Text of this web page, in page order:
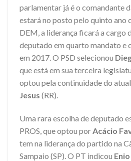
parlamentar já é o comandante
estará no posto pelo quinto ano
DEM, a liderança ficará a cargo
deputado em quarto mandato e
em 2017. O PSD selecionou
que está em sua terceira
optou pela continuidade do
Jesus (RR).
Uma rara escolha de deputado
PROS, que optou por Acácio
tem na liderança do partido na
Sampaio (SP). O PT indicou